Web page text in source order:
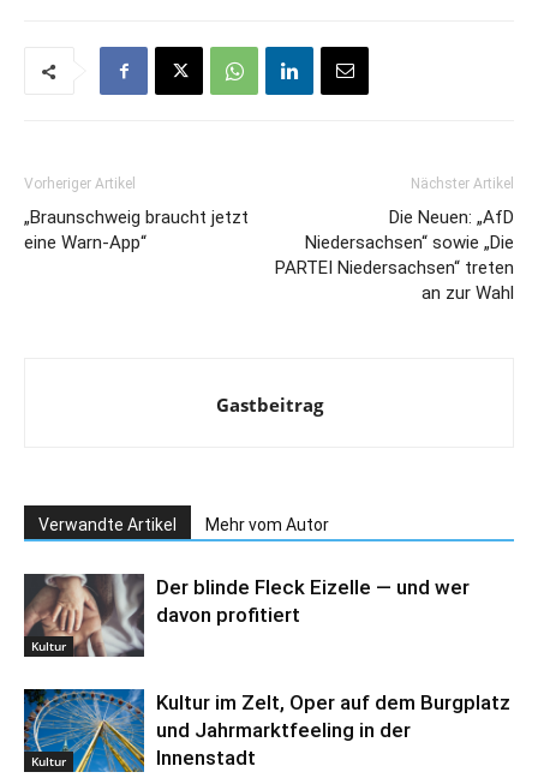
Vorheriger Artikel
„Braunschweig braucht jetzt
eine Warn-App“
Nächster Artikel
Die Neuen: „AfD
Niedersachsen“ sowie „Die
PARTEI Niedersachsen“ treten
an zur Wahl
Gastbeitrag
Verwandte Artikel Mehr vom Autor
Kultur
Der blinde Fleck Eizelle — und wer
davon profitiert
Kultur
Kultur im Zelt, Oper auf dem Burgplatz
und Jahrmarktfeeling in der
Innenstadt